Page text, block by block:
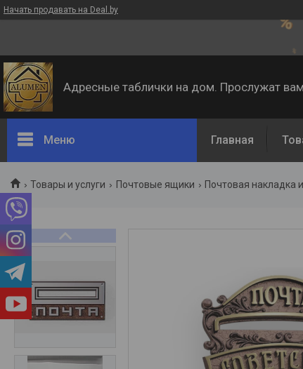
Начать продавать на Deal.by
Адресные таблички на дом. Прослужат
Меню Главная
Товары и услуги Почтовые ящики Почтовая накладка